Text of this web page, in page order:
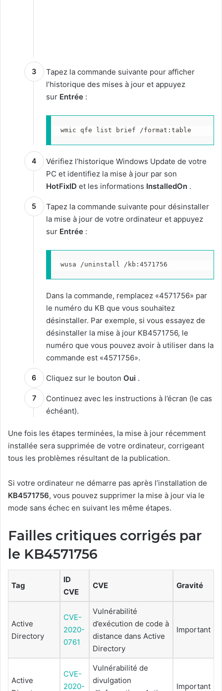
Tapez la commande suivante pour afficher
l’historique des mises à jour et appuyez
sur Entrée :
wmic qfe list brief /format:table
Vérifiez l’historique Windows Update de votre
PC et identifiez la mise à jour par son
HotFixID et les informations InstalledOn .
Tapez la commande suivante pour désinstaller
la mise à jour de votre ordinateur et appuyez
sur Entrée :
wusa /uninstall /kb:4571756
Dans la commande, remplacez «4571756» par
le numéro du KB que vous souhaitez
désinstaller. Par exemple, si vous essayez de
désinstaller la mise à jour KB4571756, le
numéro que vous pouvez avoir à utiliser dans la
commande est «4571756».
Cliquez sur le bouton Oui .
Continuez avec les instructions à l’écran (le cas
échéant).
Une fois les étapes terminées, la mise à jour récemment
installée sera supprimée de votre ordinateur, corrigeant
tous les problèmes résultant de la publication.
Si votre ordinateur ne démarre pas après l’installation de
KB4571756, vous pouvez supprimer la mise à jour via le
mode sans échec en suivant les même étapes.
Failles critiques corrigés par
le KB4571756
Tag
ID
CVE
CVE Gravité
Active
Directory
CVE-
2020-
0761
Vulnérabilité
d’exécution de code à
distance dans Active
Directory
Important
Active
CVE-
2020-
Vulnérabilité de
divulgation
Important